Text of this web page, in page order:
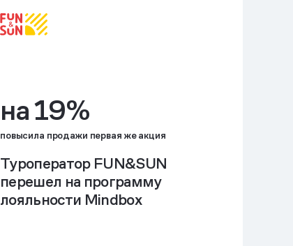
на 19%
повысила продажи первая же акция
Туроператор FUN&SUN
перешел на программу
лояльности Mindbox